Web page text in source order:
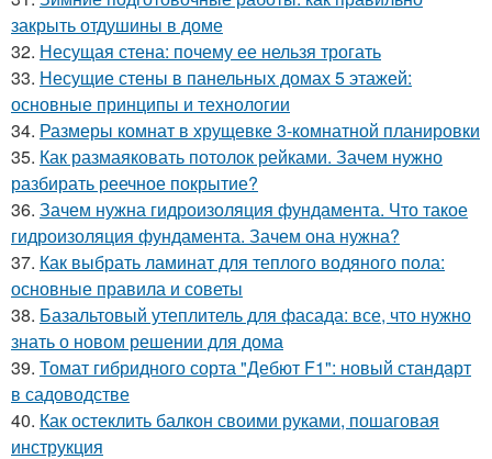
закрыть отдушины в доме
32. Несущая стена: почему ее нельзя трогать
33. Несущие стены в панельных домах 5 этажей:
основные принципы и технологии
34. Размеры комнат в хрущевке 3-комнатной планировки
35. Как размаяковать потолок рейками. Зачем нужно
разбирать реечное покрытие?
36. Зачем нужна гидроизоляция фундамента. Что такое
гидроизоляция фундамента. Зачем она нужна?
37. Как выбрать ламинат для теплого водяного пола:
основные правила и советы
38. Базальтовый утеплитель для фасада: все, что нужно
знать о новом решении для дома
39. Томат гибридного сорта "Дебют F1": новый стандарт
в садоводстве
40. Как остеклить балкон своими руками, пошаговая
инструкция